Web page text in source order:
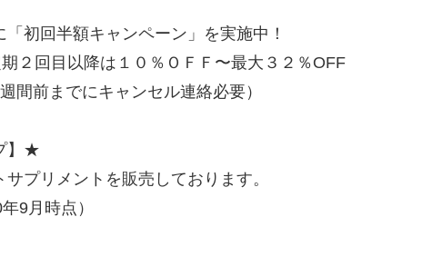
初回半額キャンペーン」を実施中！
２回目以降は１０％ＯＦＦ〜最大３２％OFF
間前までにキャンセル連絡必要）
】★
プリメントを販売しております。
9月時点）